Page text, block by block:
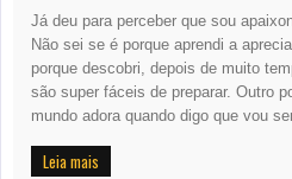
Já deu para perceber que sou
Não sei se é porque aprendi a
porque descobri, depois de muito
são super fáceis de preparar. Outro
mundo adora quando digo que vou
Leia mais